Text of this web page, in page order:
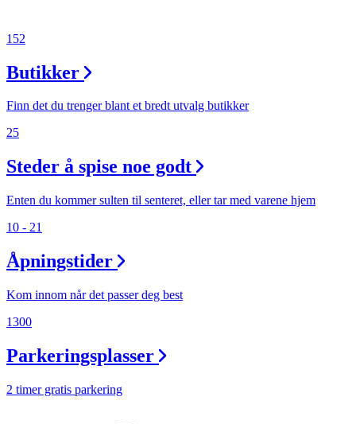
152
Butikker
Finn det du trenger blant et bredt utvalg butikker
25
Steder å spise noe godt
Enten du kommer sulten til senteret, eller tar med varene hjem
10 - 21
Åpningstider
Kom innom når det passer deg best
1300
Parkeringsplasser
2 timer gratis parkering